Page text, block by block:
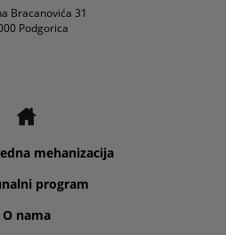
Bracanovića 31
Podgorica
mehanizacija
program
O nama